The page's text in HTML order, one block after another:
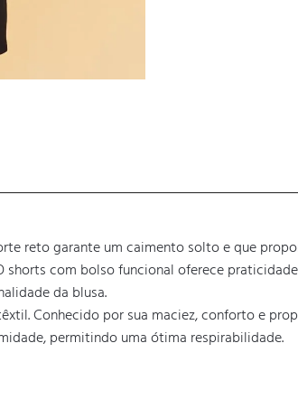
reto garante um caimento solto e que
com bolso funcional oferece
da blusa.
Conhecido por sua maciez, conforto e
permitindo uma ótima respirabilidade.